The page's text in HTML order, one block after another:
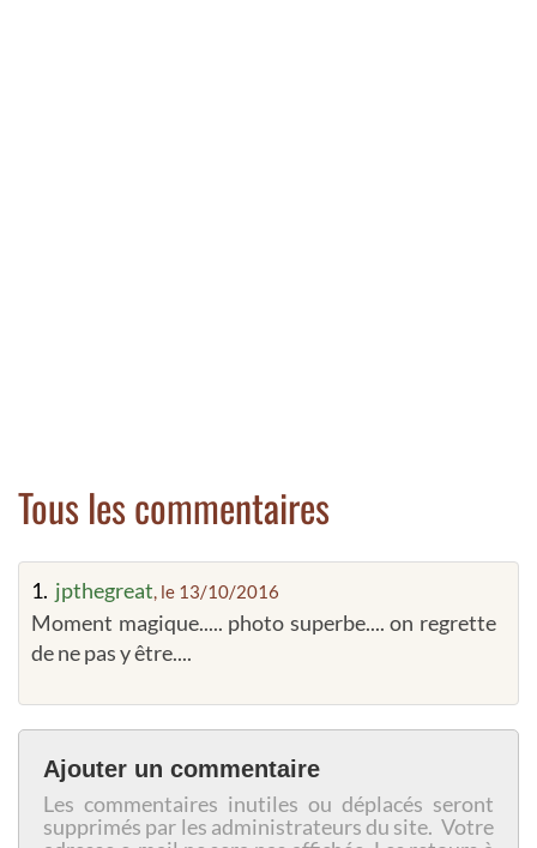
Tous les commentaires
1. jpthegreat , le 13/10/2016
Moment magique..... photo superbe.... on regrette
de ne pas y être....
Ajouter un commentaire
Les commentaires inutiles ou déplacés seront
supprimés par les administrateurs du site. Votre